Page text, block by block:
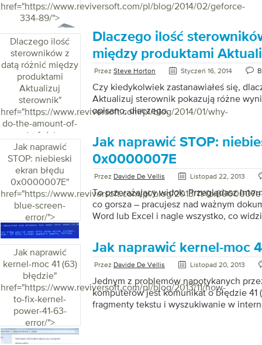
href="https://www.reviversoft.com/pl/blog/2014/02/geforce-
334-89/">
Dlaczego ilość
sterowników z
datą różnić między
produktami
Aktualizuj
sterownik"
href="https://www.reviversoft.com/pl/blog/2014/01/why-
do-the-amount-of-
out-of-date-
drivers-vary-
between-driver-
updateproducts/">
Dlaczego ilość
między produktami
Przez Steve Horton Styczeń 16, 2014
Czy kiedykolwiek zastanawiałeś się,
Aktualizuj sterownik pokazują różne
opisano, dlaczego.
Jak naprawić
STOP: niebieski
ekran błędu
0x0000007E"
href="https://www.reviversoft.com/pl/blog/2013/11/
blue-screen-
error/">
Jak naprawić STOP:
0x0000007E
Przez Davide De Vellis Listopad 22, 2013
To przerażający widok. Przeglądasz
co gorsza – pracujesz nad ważnym
Word lub Excel i nagle wszystko, co
uderza w każdego użytkownika
bez ostrzeżenia i nie daje żadnych
problem, z wyjątkiem dziwnego ciągu
aby rozwiązać bał niebezpieczny błąd
“STOP: 0x0000007E Błąd niebieskiego
0x0000007E dokładnie? Dobre pytanie.
Jak naprawić
kernel-moc 41 (63)
błędzie"
href="https://www.reviversoft.com/pl/blog/2013/11/how-
to-fix-kernel-
power-41-63-
error/">
Jak naprawić kernel-moc
Przez Davide De Vellis Listopad 20, 2013
Jednym z problemów napotykanych
komputerów jest komunikat o błędzie 41
fragmenty tekstu i wyszukiwanie w